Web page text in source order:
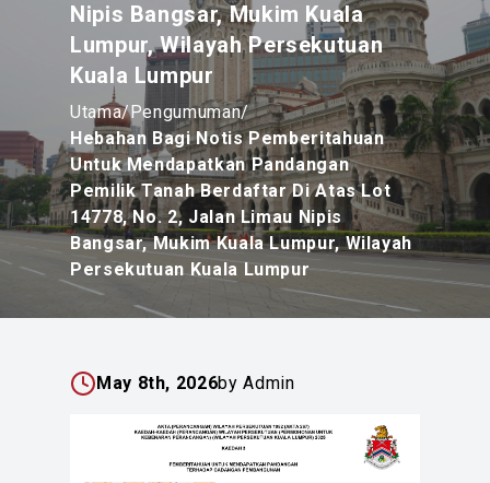
Nipis Bangsar, Mukim Kuala
Lumpur, Wilayah Persekutuan
Kuala Lumpur
Utama/Pengumuman/
Hebahan Bagi Notis Pemberitahuan
Untuk Mendapatkan Pandangan
Pemilik Tanah Berdaftar Di Atas Lot
14778, No. 2, Jalan Limau Nipis
Bangsar, Mukim Kuala Lumpur, Wilayah
Persekutuan Kuala Lumpur
May 8th, 2026by Admin